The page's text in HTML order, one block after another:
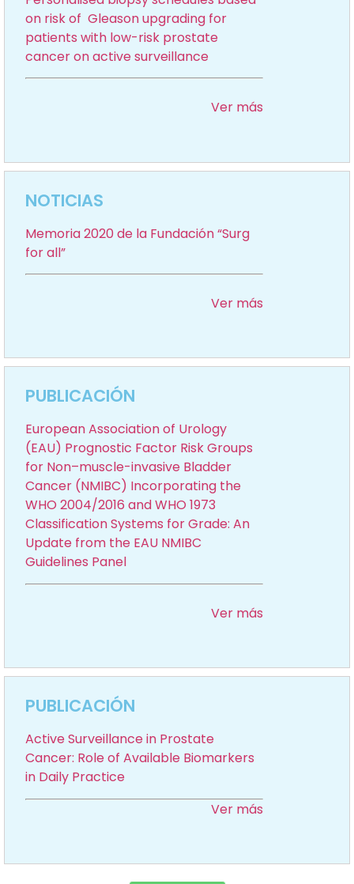
on risk of Gleason upgrading for
patients with low-risk prostate
cancer on active surveillance
Ver más
NOTICIAS
Memoria 2020 de la Fundación “Surg
for all”
Ver más
PUBLICACIÓN
European Association of Urology
(EAU) Prognostic Factor Risk Groups
for Non–muscle-invasive Bladder
Cancer (NMIBC) Incorporating the
WHO 2004/2016 and WHO 1973
Classification Systems for Grade: An
Update from the EAU NMIBC
Guidelines Panel
Ver más
PUBLICACIÓN
Active Surveillance in Prostate
Cancer: Role of Available Biomarkers
in Daily Practice
Ver más